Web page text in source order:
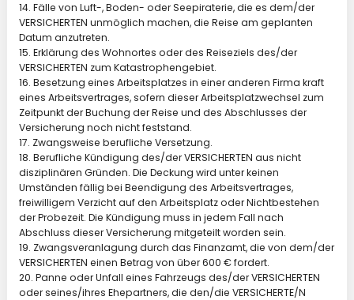
14. Fälle von Luft-, Boden- oder Seepiraterie, die es dem/der
VERSICHERTEN unmöglich machen, die Reise am geplanten
Datum anzutreten.
15. Erklärung des Wohnortes oder des Reiseziels des/der
VERSICHERTEN zum Katastrophengebiet.
16. Besetzung eines Arbeitsplatzes in einer anderen Firma kraft
eines Arbeitsvertrages, sofern dieser Arbeitsplatzwechsel zum
Zeitpunkt der Buchung der Reise und des Abschlusses der
Versicherung noch nicht feststand.
17. Zwangsweise berufliche Versetzung.
18. Berufliche Kündigung des/der VERSICHERTEN aus nicht
disziplinären Gründen. Die Deckung wird unter keinen
Umständen fällig bei Beendigung des Arbeitsvertrages,
freiwilligem Verzicht auf den Arbeitsplatz oder Nichtbestehen
der Probezeit. Die Kündigung muss in jedem Fall nach
Abschluss dieser Versicherung mitgeteilt worden sein.
19. Zwangsveranlagung durch das Finanzamt, die von dem/der
VERSICHERTEN einen Betrag von über 600 € fordert.
20. Panne oder Unfall eines Fahrzeugs des/der VERSICHERTEN
oder seines/ihres Ehepartners, die den/die VERSICHERTE/N